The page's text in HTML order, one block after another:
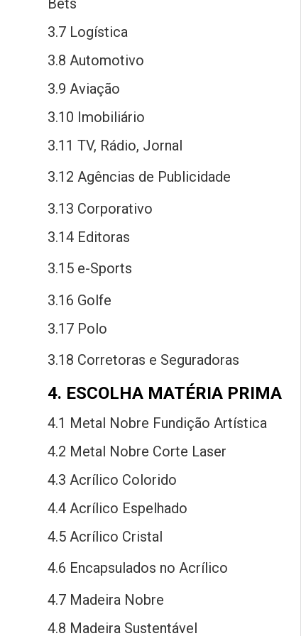
Bets
3.7 Logística
3.8 Automotivo
3.9 Aviação
3.10 Imobiliário
3.11 TV, Rádio, Jornal
3.12 Agências de Publicidade
3.13 Corporativo
3.14 Editoras
3.15 e-Sports
3.16 Golfe
3.17 Polo
3.18 Corretoras e Seguradoras
4. ESCOLHA MATÉRIA PRIMA
4.1 Metal Nobre Fundição Artística
4.2 Metal Nobre Corte Laser
4.3 Acrílico Colorido
4.4 Acrílico Espelhado
4.5 Acrílico Cristal
4.6 Encapsulados no Acrílico
4.7 Madeira Nobre
4.8 Madeira Sustentável